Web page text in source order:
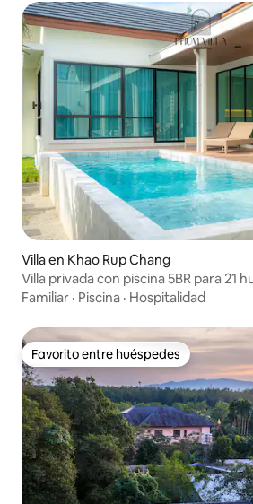
Villa en Khao Rup Chang
Villa privada con piscina 5BR para 21
City
Familiar · Piscina · Hospitalidad
Favorito entre huéspedes
Favorito entre huéspedes